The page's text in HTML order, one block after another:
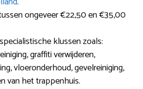
ongeveer €22,50 en €35,00
klussen zoals:
graffiti verwijderen,
vloeronderhoud, gevelreiniging,
van het trappenhuis.